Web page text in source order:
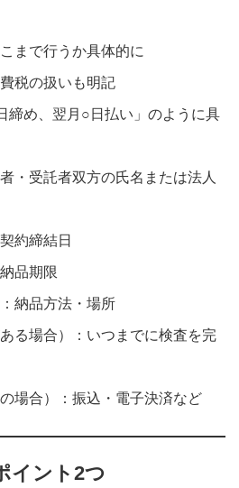
こまで行うか具体的に
税の扱いも明記
締め、翌月○日払い」のように具
者・受託者双方の氏名または法人
契約締結日
納品期限
：納品方法・場所
ある場合）：いつまでに検査を完
場合）：振込・電子決済など
イント2つ